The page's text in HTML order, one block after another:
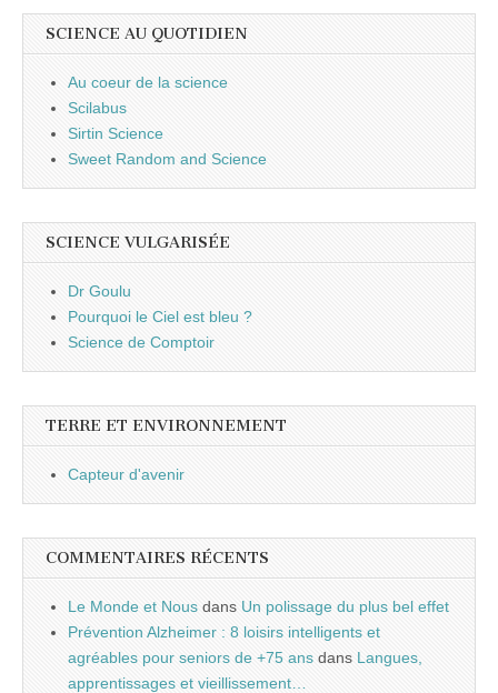
SCIENCE AU QUOTIDIEN
Au coeur de la science
Scilabus
Sirtin Science
Sweet Random and Science
SCIENCE VULGARISÉE
Dr Goulu
Pourquoi le Ciel est bleu ?
Science de Comptoir
TERRE ET ENVIRONNEMENT
Capteur d'avenir
COMMENTAIRES RÉCENTS
Le Monde et Nous dans Un polissage du plus bel effet
Prévention Alzheimer : 8 loisirs intelligents et
agréables pour seniors de +75 ans dans Langues,
apprentissages et vieillissement…